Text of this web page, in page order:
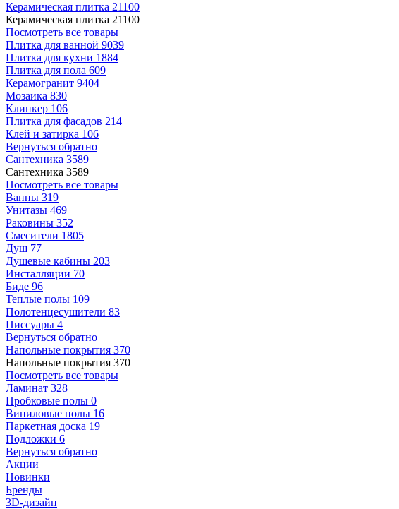
Керамическая плитка 21100
Керамическая плитка 21100
Посмотреть все товары
Плитка для ванной 9039
Плитка для кухни 1884
Плитка для пола 609
Керамогранит 9404
Мозаика 830
Клинкер 106
Плитка для фасадов 214
Клей и затирка 106
Вернуться обратно
Сантехника 3589
Сантехника 3589
Посмотреть все товары
Ванны 319
Унитазы 469
Раковины 352
Смесители 1805
Душ 77
Душевые кабины 203
Инсталляции 70
Биде 96
Теплые полы 109
Полотенцесушители 83
Писсуары 4
Вернуться обратно
Напольные покрытия 370
Напольные покрытия 370
Посмотреть все товары
Ламинат 328
Пробковые полы 0
Виниловые полы 16
Паркетная доска 19
Подложки 6
Вернуться обратно
Акции
Новинки
Бренды
3D-дизайн